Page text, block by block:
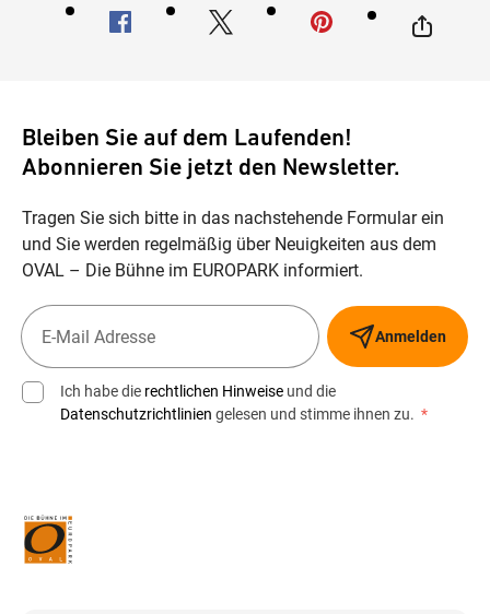
Bleiben Sie auf dem Laufenden!
Abonnieren Sie jetzt den Newsletter.
Tragen Sie sich bitte in das nachstehende Formular ein
und Sie werden regelmäßig über Neuigkeiten aus dem
OVAL – Die Bühne im EUROPARK informiert.
Anmelden
Ich habe die rechtlichen Hinweise und die
Datenschutzrichtlinien gelesen und stimme ihnen zu. *